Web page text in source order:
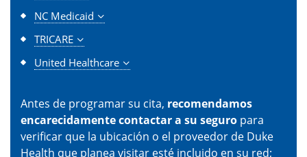
NC Medicaid
TRICARE
United Healthcare
Antes de programar su cita, recomendamos
encarecidamente contactar a su seguro para
verificar que la ubicación o el proveedor de Duke
Health que planea visitar esté incluido en su red;